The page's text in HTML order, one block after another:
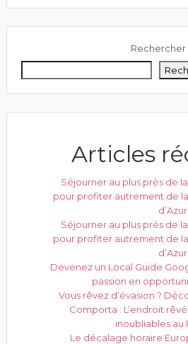
Rechercher
Articles
Séjourner au plus près de
pour profiter autrement de
d’Azur
Séjourner au plus près de
pour profiter autrement de
d’Azur
Devenez un Local Guide
passion en
Vous rêvez d’évasion ?
Comporta : L’endroit
inoubliables au
Le décalage horaire